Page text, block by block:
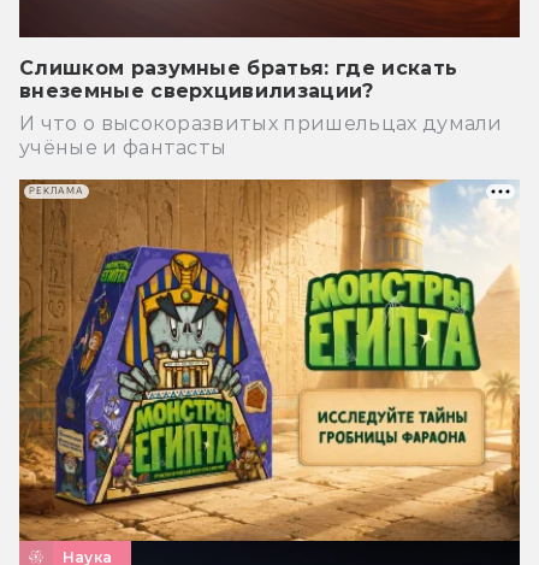
Слишком разумные братья: где искать
внеземные сверхцивилизации?
И что о высокоразвитых пришельцах думали
учёные и фантасты
Наука
РЕКЛАМА